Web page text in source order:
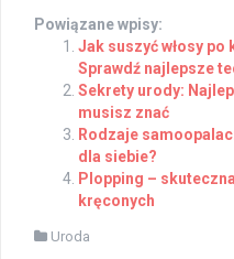
Powiązane wpisy:
Jak suszyć włosy
Sprawdź najlepsze
Sekrety urody:
musisz znać
Rodzaje
dla siebie?
Plopping –
kręconych
Uroda